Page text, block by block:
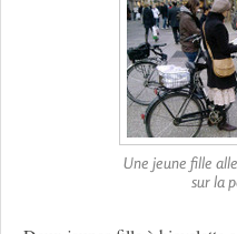
Une jeune fille
sur la